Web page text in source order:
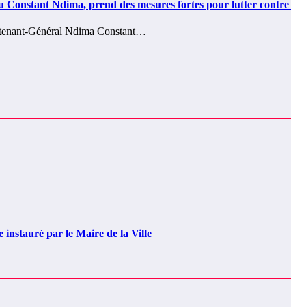
Ndima, prend des mesures fortes pour lutter contre
Général Ndima Constant…
instauré par le Maire de la Ville